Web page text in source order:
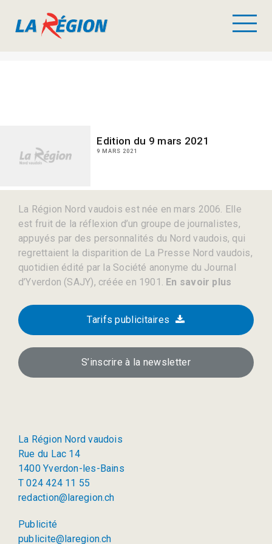
Edition du 9 mars 2021
9 MARS 2021
La Région Nord vaudois est née en mars 2006. Elle
est fruit de la réflexion d’un groupe de journalistes,
appuyés par des personnalités du Nord vaudois, qui
regrettaient la disparition de La Presse Nord vaudois,
quotidien édité par la Société anonyme du Journal
d’Yverdon (SAJY), créée en 1901. En savoir plus
Tarifs publicitaires
S’inscrire à la newsletter
La Région Nord vaudois
Rue du Lac 14
1400 Yverdon-les-Bains
T 024 424 11 55
redaction@laregion.ch
Publicité
publicite@laregion.ch